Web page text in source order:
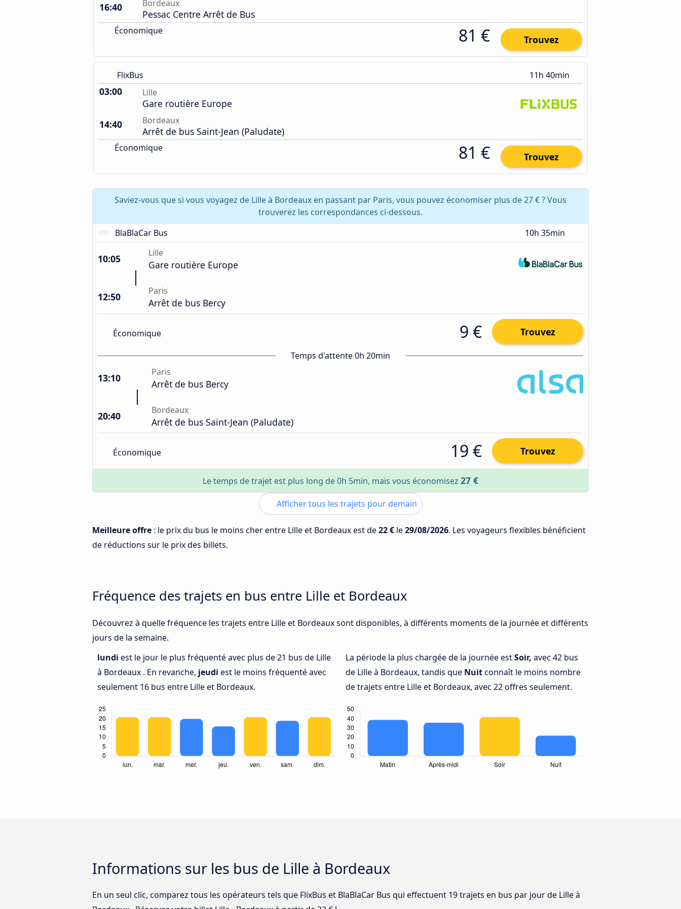
16:40
Bordeaux
Pessac Centre Arrêt de Bus
Économique 81 € Trouvez
FlixBus 11h 40min
03:00 Lille
Gare routière Europe
14:40
Bordeaux
Arrêt de bus Saint-Jean (Paludate)
Économique 81 € Trouvez
Saviez-vous que si vous voyagez de Lille à Bordeaux en passant par Paris, vous pouvez économiser plus de 27 € ? Vous
trouverez les correspondances ci-dessous.
BlaBlaCar Bus
10h 35min
10:05 Lille
Gare routière Europe
12:50 Paris
Arrêt de bus Bercy
Économique 9 € Trouvez
Temps d'attente 0h 20min
13:10 Paris
Arrêt de bus Bercy
20:40 Bordeaux
Arrêt de bus Saint-Jean (Paludate)
Économique 19 € Trouvez
Le temps de trajet est plus long de 0h 5min, mais vous économisez 27 €
Afficher tous les trajets pour demain
Meilleure offre : le prix du bus le moins cher entre Lille et Bordeaux est de22 € le29/08/2026. Les voyageurs flexibles bénéficient
de réductions sur le prix des billets.
Fréquence des trajets en bus entre Lille et Bordeaux
Découvrez à quelle fréquence les trajets entre Lille et Bordeaux sont disponibles, à différents moments de la journée et différents
jours de la semaine.
lundi est le jour le plus fréquenté avec plus de 21 bus de Lille
à Bordeaux . En revanche, jeudi est le moins fréquenté avec
seulement 16 bus entre Lille et Bordeaux.
La période la plus chargée de la journée estSoir, avec 42 bus
de Lille à Bordeaux, tandis que Nuitconnaît le moins nombre
de trajets entre Lille et Bordeaux, avec 22 offres seulement.
Informations sur les bus de Lille à Bordeaux
En un seul clic, comparez tous les opérateurs tels que FlixBus et BlaBlaCar Bus qui effectuent 19 trajets en bus par jour de Lille à